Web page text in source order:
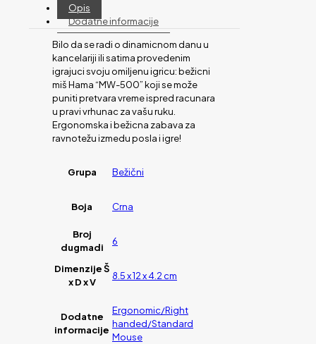
Opis
Dodatne informacije
Bilo da se radi o dinamicnom danu u
kancelariji ili satima provedenim
igrajuci svoju omiljenu igricu: bežicni
miš Hama “MW-500” koji se može
puniti pretvara vreme ispred racunara
u pravi vrhunac za vašu ruku.
Ergonomska i bežicna zabava za
ravnotežu izmedu posla i igre!
Grupa Bežični
Boja Crna
Broj
dugmadi
6
Dimenzije Š
x D x V
8.5 x 12 x 4.2 cm
Dodatne
informacije
Ergonomic/Right
handed/Standard
Mouse